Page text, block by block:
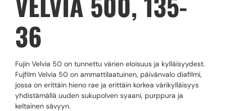
36
Fujin Velvia 50 on tunnettu värien eloisuus ja kylläisyydest.
Fujfilm Velvia 50 on ammattilaatuinen, päivänvalo diafilmi,
jossa on erittäin hieno rae ja erittäin korkea värikylläisyys
yhdistämällä uuden sukupolven syaani, purppura ja
keltainen sävyyn.